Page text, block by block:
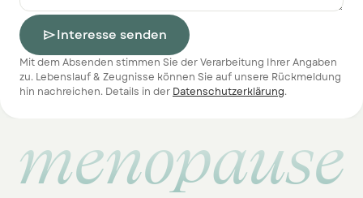
Interesse senden
Mit dem Absenden stimmen Sie der Verarbeitung Ihrer Angaben
zu. Lebenslauf & Zeugnisse können Sie auf unsere Rückmeldung
hin nachreichen. Details in der Datenschutzerklärung.
menopause